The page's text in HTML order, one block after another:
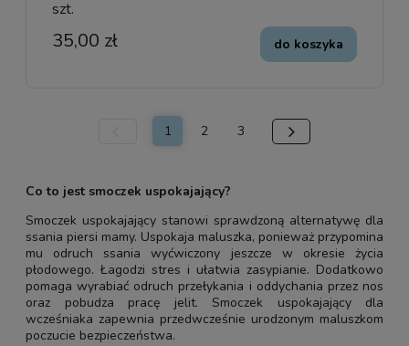
szt.
35,00 zł do koszyka
1 2 3
Co to jest smoczek uspokajający?
Smoczek uspokajający stanowi sprawdzoną alternatywę dla
ssania piersi mamy. Uspokaja maluszka, ponieważ przypomina
mu odruch ssania wyćwiczony jeszcze w okresie życia
płodowego. Łagodzi stres i ułatwia zasypianie. Dodatkowo
pomaga wyrabiać odruch przełykania i oddychania przez nos
oraz pobudza pracę jelit. Smoczek uspokajający dla
wcześniaka zapewnia przedwcześnie urodzonym maluszkom
poczucie bezpieczeństwa.